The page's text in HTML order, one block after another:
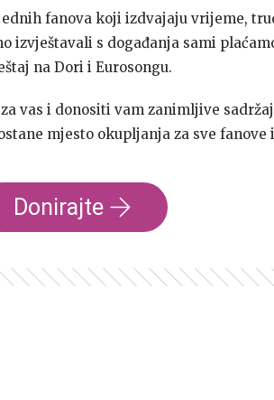
fanova koji izdvajaju vrijeme,
izvještavali s događanja sami
na Dori i Eurosongu.
vas i donositi vam zanimljive
mjesto okupljanja za sve fanove
Donirajte